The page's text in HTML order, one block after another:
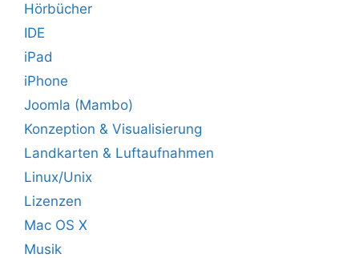
Hörbücher
IDE
iPad
iPhone
Joomla (Mambo)
Konzeption & Visualisierung
Landkarten & Luftaufnahmen
Linux/Unix
Lizenzen
Mac OS X
Musik